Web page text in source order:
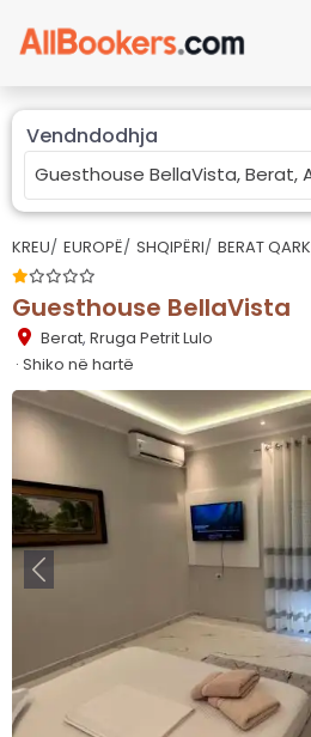
Vendndodhja
KREU EUROPË SHQIPËRI BERAT QARK
Guesthouse BellaVista
Berat, Rruga Petrit Lulo
· Shiko në hartë
Para